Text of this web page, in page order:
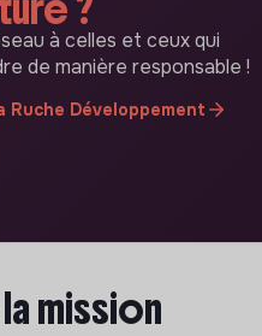
à celles et ceux qui
de manière responsable !
Ruche Développement
mission